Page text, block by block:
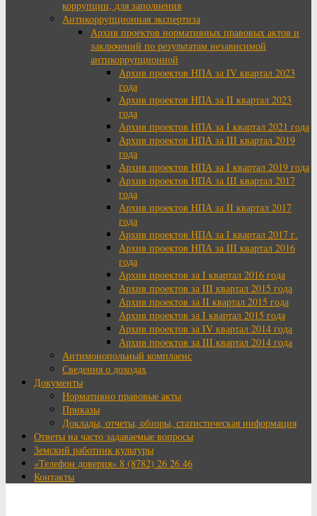
коррупции, для заполнения
Антикоррупционная экспертиза
Архив проектов нормативных правовых актов и
заключений по результатам независимой
антикоррупционной
Архив проектов НПА за IV квартал 2023
года
Архив проектов НПА за II квартал 2023
года
Архив проектов НПА за I квартал 2021 года
Архив проектов НПА за III квартал 2019
года
Архив проектов НПА за I квартал 2019 года
Архив проектов НПА за III квартал 2017
года
Архив проектов НПА за II квартал 2017
года
Архив проектов НПА за I квартал 2017 г.
Архив проектов НПА за III квартал 2016
года
Архив проектов за I квартал 2016 года
Архив проектов за III квартал 2015 года
Архив проектов за II квартал 2015 года
Архив проектов за I квартал 2015 года
Архив проектов за IV квартал 2014 года
Архив проектов за III квартал 2014 года
Антимонопольный комплаенс
Сведения о доходах
Документы
Нормативно правовые акты
Приказы
Доклады, отчеты, обзоры, статистическая информация
Ответы на часто задаваемые вопросы
Земский работник культуры
«Телефон доверия» 8 (8782) 26 26 46
Контакты